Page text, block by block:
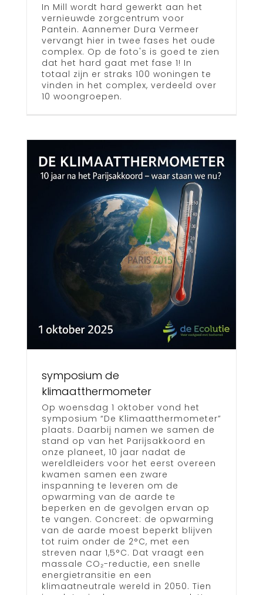
In Mill wordt hard gewerkt aan het
vernieuwde zorgcentrum voor
Pantein. Aannemer Dura Vermeer
vervangt hier in twee fases het oude
complex. Op de foto's is goed te zien
dat het hard gaat met fase 1! In
totaal zijn er straks 100 woningen te
vinden in het complex, verdeeld over
10 woongroepen.
symposium de
klimaatthermometer
Op woensdag 1 oktober vond het
symposium “De Klimaatthermometer”
plaats. Daarbij namen we samen de
stand op van het Parijsakkoord en
onze planeet, 10 jaar nadat de
wereldleiders voor het eerst overeen
kwamen samen een zware
inspanning te leveren om de
opwarming van de aarde te
beperken en de gevolgen ervan op
te vangen. Concreet: de opwarming
van de aarde moest beperkt blijven
tot ruim onder de 2°C, met een
streven naar 1,5°C. Dat vraagt een
massale CO₂-reductie, een snelle
energietransitie en een
klimaatneutrale wereld in 2050. Tien